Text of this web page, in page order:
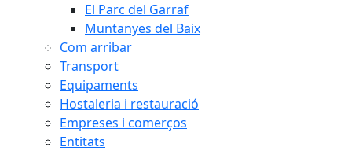
El Parc del Garraf
Muntanyes del Baix
Com arribar
Transport
Equipaments
Hostaleria i restauració
Empreses i comerços
Entitats